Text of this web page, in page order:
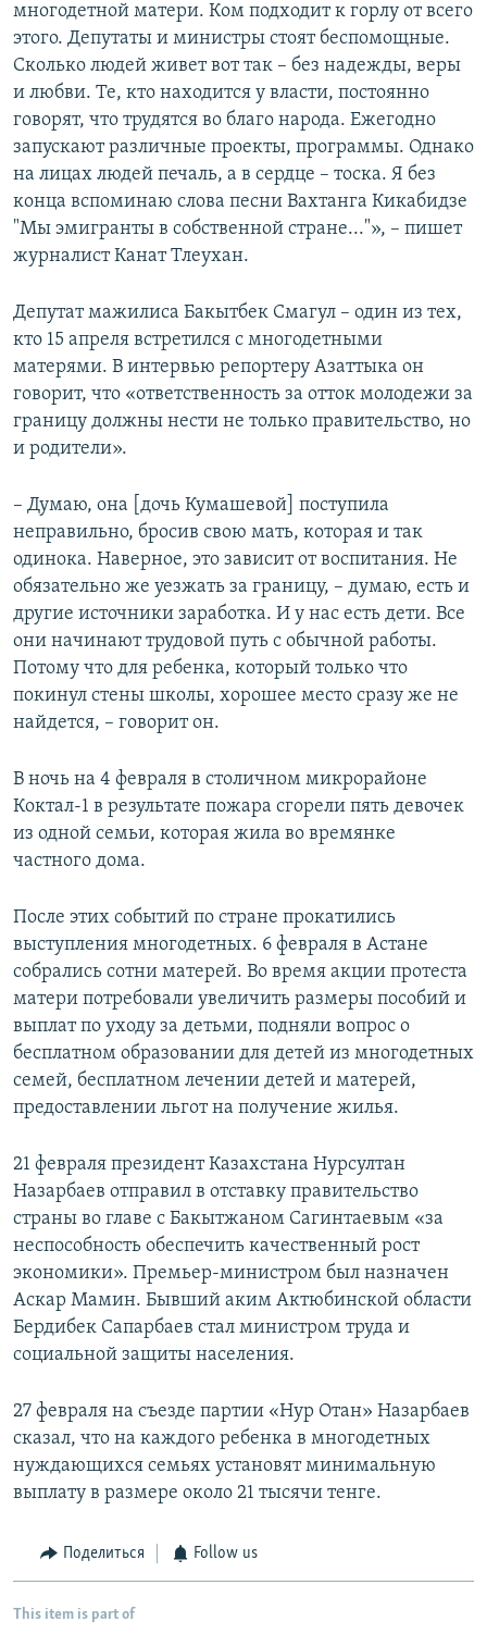
многодетной матери. Ком подходит к горлу от всего
этого. Депутаты и министры стоят беспомощные.
Сколько людей живет вот так – без надежды, веры
и любви. Те, кто находится у власти, постоянно
говорят, что трудятся во благо народа. Ежегодно
запускают различные проекты, программы. Однако
на лицах людей печаль, а в сердце – тоска. Я без
конца вспоминаю слова песни Вахтанга Кикабидзе
"Мы эмигранты в собственной стране..."», – пишет
журналист Канат Тлеухан.
Депутат мажилиса Бакытбек Смагул – один из тех,
кто 15 апреля встретился с многодетными
матерями. В интервью репортеру Азаттыка он
говорит, что «ответственность за отток молодежи за
границу должны нести не только правительство, но
и родители».
– Думаю, она [дочь Кумашевой] поступила
неправильно, бросив свою мать, которая и так
одинока. Наверное, это зависит от воспитания. Не
обязательно же уезжать за границу, – думаю, есть и
другие источники заработка. И у нас есть дети. Все
они начинают трудовой путь с обычной работы.
Потому что для ребенка, который только что
покинул стены школы, хорошее место сразу же не
найдется, – говорит он.
В ночь на 4 февраля в столичном микрорайоне
Коктал-1 в результате пожара сгорели пять девочек
из одной семьи, которая жила во времянке
частного дома.​
После этих событий по стране прокатились
выступления многодетных. 6 февраля в Астане
собрались сотни матерей. Во время акции протеста
матери потребовали увеличить размеры пособий и
выплат по уходу за детьми, подняли вопрос о
бесплатном образовании для детей из многодетных
семей, бесплатном лечении детей и матерей,
предоставлении льгот на получение жилья.
21 февраля президент Казахстана Нурсултан
Назарбаев отправил в отставку правительство
страны во главе с Бакытжаном Сагинтаевым «за
неспособность обеспечить качественный рост
экономики». Премьер-министром был назначен
Аскар Мамин. Бывший аким Актюбинской области
Бердибек Сапарбаев стал министром труда и
социальной защиты населения.
27 февраля на съезде партии «Нур Отан» Назарбаев
сказал, что на каждого ребенка в многодетных
нуждающихся семьях установят минимальную
выплату в размере около 21 тысячи тенге.
Поделиться Follow us
This item is part of